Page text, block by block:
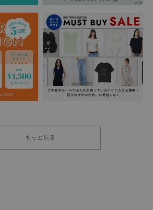
もっと見る